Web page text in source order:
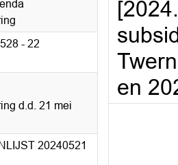
- 22
d.d. 21 mei
20240521
en